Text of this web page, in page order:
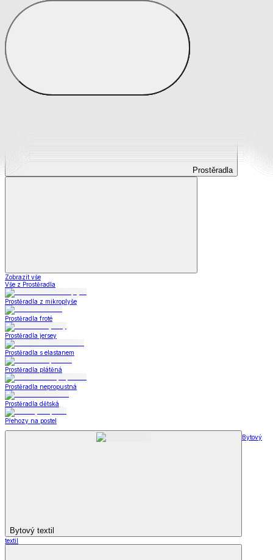
Prostěradla
Prostěradla
Zobrazit vše
Vše z Prostěradla
Prostěradla z mikroplyše
Prostěradla froté
Prostěradla jersey
Prostěradla s elastanem
Prostěradla plátěná
Prostěradla nepropustná
Prostěradla dětská
Přehozy na postel
Bytový textil
Bytový
textil